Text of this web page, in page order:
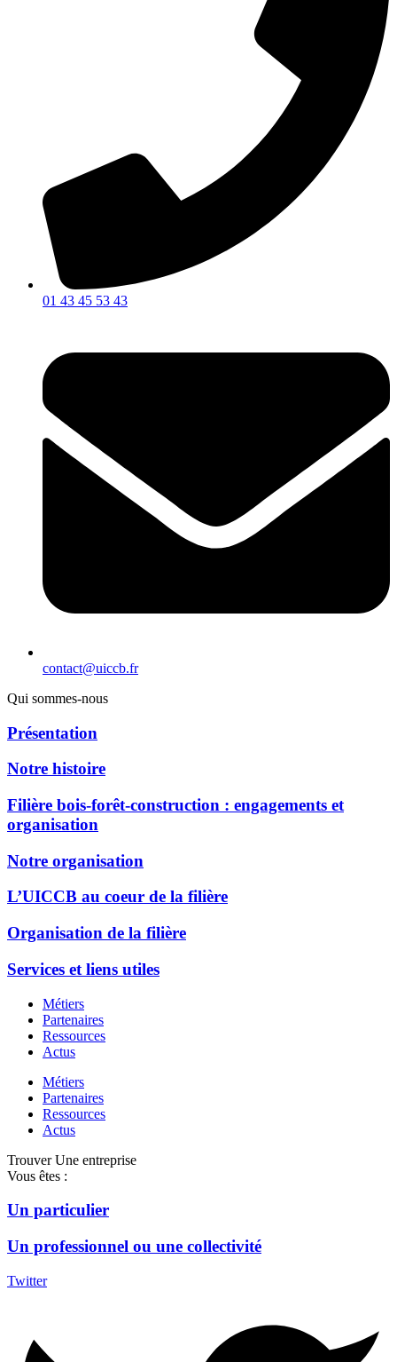
01 43 45 53 43
contact@uiccb.fr
Qui sommes-nous
Présentation
Notre histoire
Filière bois-forêt-construction : engagements et
organisation
Notre organisation
L’UICCB au coeur de la filière
Organisation de la filière
Services et liens utiles
Métiers
Partenaires
Ressources
Actus
Métiers
Partenaires
Ressources
Actus
Trouver Une entreprise
Vous êtes :
Un particulier
Un professionnel ou une collectivité
Twitter